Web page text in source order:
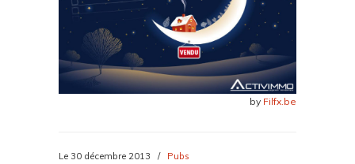
by Filfx.be
Le 30 décembre 2013 / Pubs